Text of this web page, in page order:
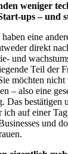
weniger
ups – und
haben eine
direkt
und
Teil der
möchten
– also eine
Das bestätigen
auf einer
und